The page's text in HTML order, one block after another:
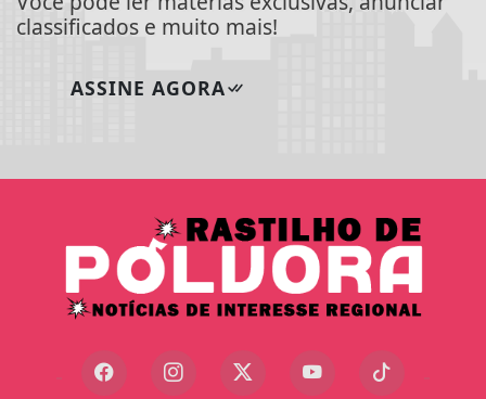
classificados e muito mais!
ASSINE AGORA